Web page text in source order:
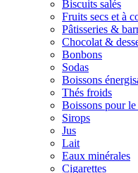
Biscuits salés
Fruits secs et à
Pâtisseries &
Chocolat &
Bonbons
Sodas
Boissons
Thés froids
Boissons pour
Sirops
Jus
Lait
Eaux minérales
Cigarettes